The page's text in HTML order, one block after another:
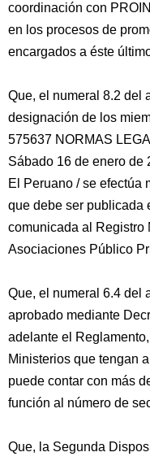
coordinación con
en los procesos de
encargados a éste
Que, el numeral 8.2 del
designación de los
575637 NORMAS
Sábado 16 de enero de
El Peruano / se efectúa
que debe ser publicada
comunicada al Registro
Asociaciones Público
Que, el numeral 6.4 del
aprobado mediante
adelante el
Ministerios que tengan
puede contar con más
función al número de
Que, la Segunda